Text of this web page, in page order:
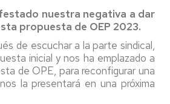
nuestra negativa a dar
propuesta de OEP 2023.
de escuchar a la parte sindical,
inicial y nos ha emplazado a
de OPE, para reconfigurar una
la presentará en una próxima